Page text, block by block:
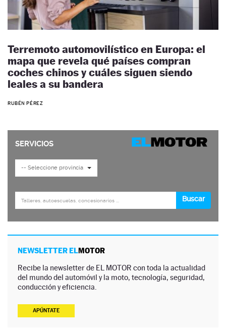
Terremoto automovilístico en Europa: el
mapa que revela qué países compran
coches chinos y cuáles siguen siendo
leales a su bandera
RUBÉN PÉREZ
NEWSLETTER ELMOTOR
Recibe la newsletter de EL MOTOR con toda la actualidad
del mundo del automóvil y la moto, tecnología, seguridad,
conducción y eficiencia.
APÚNTATE